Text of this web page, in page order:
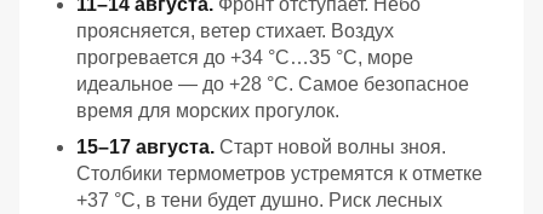
11–14 августа. Фронт отступает. Небо
проясняется, ветер стихает. Воздух
прогревается до +34 °C…35 °C, море
идеальное — до +28 °C. Самое безопасное
время для морских прогулок.
15–17 августа. Старт новой волны зноя.
Столбики термометров устремятся к отметке
+37 °C, в тени будет душно. Риск лесных